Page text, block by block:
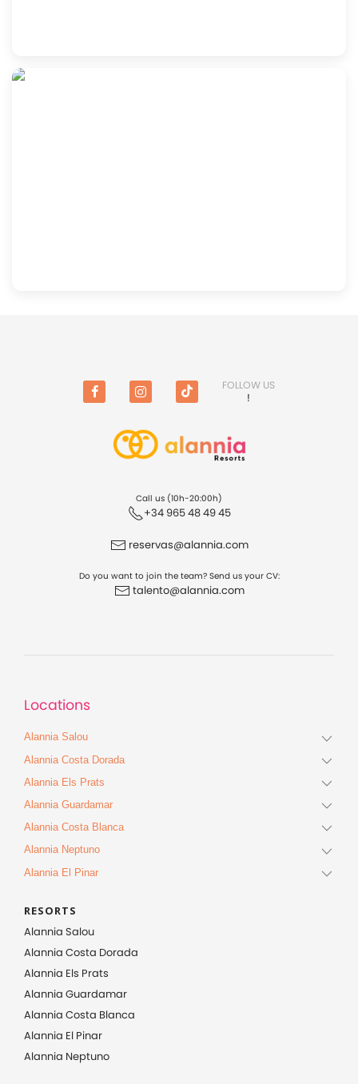
FOLLOW US
!
Call us (10h-20:00h)
+34 965 48 49 45
reservas@alannia.com
Do you want to join the team? Send us your CV:
talento@alannia.com
Locations
Alannia Salou
Alannia Costa Dorada
Alannia Els Prats
Alannia Guardamar
Alannia Costa Blanca
Alannia Neptuno
Alannia El Pinar
RESORTS
Alannia Salou
Alannia Costa Dorada
Alannia Els Prats
Alannia Guardamar
Alannia Costa Blanca
Alannia El Pinar
Alannia Neptuno